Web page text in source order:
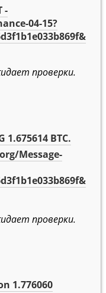
-
04-15?
проверки.
1.675614 BTC.
Message-
проверки.
1.776060